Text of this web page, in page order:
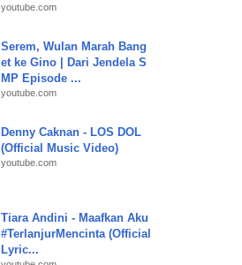
youtube.com
Serem, Wulan Marah Bang
et ke Gino | Dari Jendela S
MP Episode ...
youtube.com
Denny Caknan - LOS DOL
(Official Music Video)
youtube.com
Tiara Andini - Maafkan Aku
#TerlanjurMencinta (Official
Lyric...